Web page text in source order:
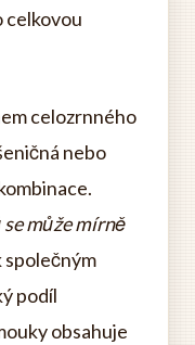
celkovou
celozrnného
nebo
může mírně
společným
podíl
obsahuje